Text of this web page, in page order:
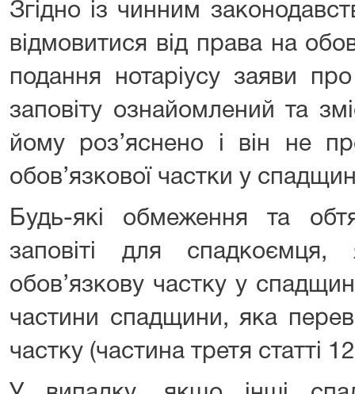
Згідно із чинним
відмовитися від права на
подання нотаріусу заяви
заповіту ознайомлений та
йому роз’яснено і він не
обов’язкової частки у
Будь-які обмеження та
заповіті для
обов’язкову частку у
частини спадщини, яка
частку (частина третя статті